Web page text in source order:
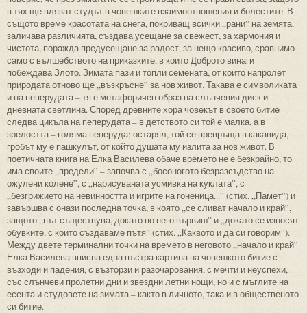
в тях ще влязат студът в човешките взаимоотношения и болестите. В
същото време красотата на снега, покриващ всички „рани” на земята,
заличава различията, създава усещане за свежест, за хармония и
чистота, поражда предусещане за радост, за нещо красиво, сравнимо
само с вълшебството на приказките, в които Доброто винаги
побеждава Злото. Зимата пази и топли семената, от които напролет
природата отново ще „възкръсне” за нов живот. Такава е символиката
и на пеперудата – тя е метафоричен образ на слънчевия диск и
дневната светлина. Според древните хора човекът в своето битие
следва цикъла на пеперудата – в детството си той е малка, а в
зрелостта – голяма пеперуда; остарял, той се превръща в какавида,
гробът му е пашкулът, от който душата му излита за нов живот. В
поетичната книга на Елка Василева обаче времето не е безкрайно, то
има своите „предели” – започва с „босоногото безразсъдство на
ожулени колене”, с „нарисуваната усмивка на куклата”, с
„безгрижието на невинността и игрите на гоненица...” (стих. „Памет”) и
завършва с онази последна точка, в която „се сливат начало и край”,
защото „път съществува, докато по него вървиш” и „докато се износят
обувките, с които създаваме пътя” (стих. „Каквото и да си говорим”).
Между двете терминални точки на времето в неговото „начало и край”
Елка Василева вписва една пъстра картина на човешкото битие с
възходи и падения, с възторзи и разочарования, с мечти и неуспехи,
със слънчеви пролетни дни и звездни летни нощи, но и с мъглите на
есента и студовете на зимата – както в личното, така и в общественото
си битие.